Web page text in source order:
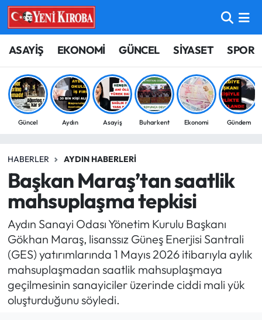
ASAYİŞ EKONOMİ GÜNCEL SİYASET SPOR
Güncel Aydın Asayiş Buharkent Ekonomi Gündem
HABERLER AYDIN HABERLERI
Başkan Maraş’tan saatlik
mahsuplaşma tepkisi
Aydın Sanayi Odası Yönetim Kurulu Başkanı
Gökhan Maraş, lisanssız Güneş Enerjisi Santrali
(GES) yatırımlarında 1 Mayıs 2026 itibarıyla aylık
mahsuplaşmadan saatlik mahsuplaşmaya
geçilmesinin sanayiciler üzerinde ciddi mali yük
oluşturduğunu söyledi.
ASAYİŞ
BİLİM-TEKNOLOJİ
ÇEVRE
EĞİTİM
EKONOMİ
GÜNCEL
GÜNDEM
MAGAZİN
Aydın Nöbetçi Eczaneler
Aydın Hava Durumu
Aydin Namaz Vakitleri
Süper Lig Puan Durumu ve Fikstür
Tüm Manşetler
Son Dakika Haberleri
Haber Arşivi